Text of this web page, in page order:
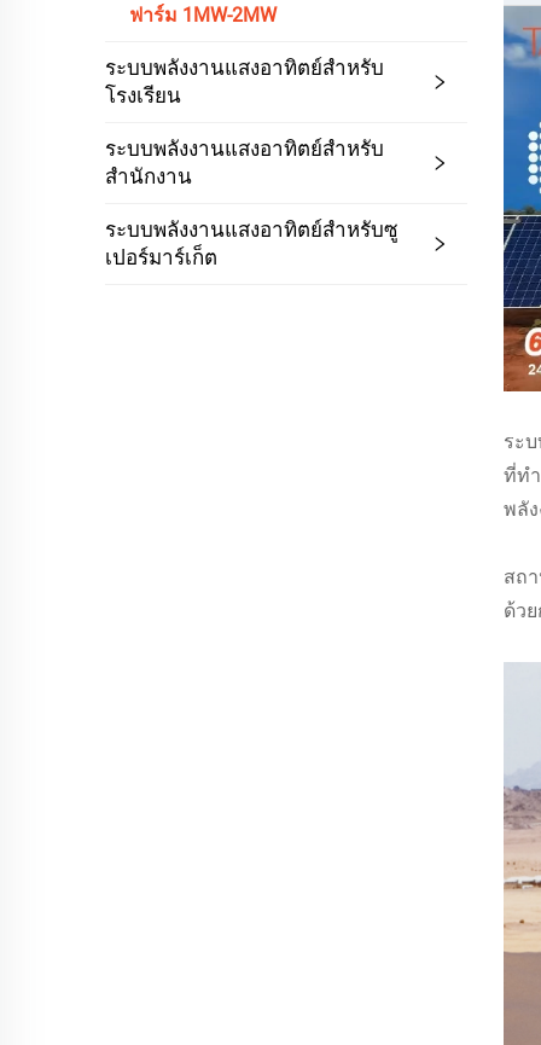
ฟาร์ม 1MW-2MW
ระบบพลังงานแสงอาทิตย์สำหรับ
โรงเรียน
ระบบพลังงานแสงอาทิตย์สำหรับ
สำนักงาน
ระบบพลังงานแสงอาทิตย์สำหรับซู
เปอร์มาร์เก็ต
ระ
ที่ท
พลั
สถ
ด้ว